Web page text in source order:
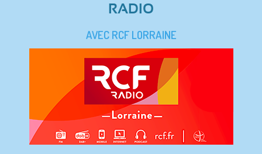
RADIO
AVEC RCF LORRAINE